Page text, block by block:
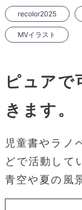
recolor2025
MVイラスト
ピュアで
きます。
児童書やラノ
どで活動して
青空や夏の風